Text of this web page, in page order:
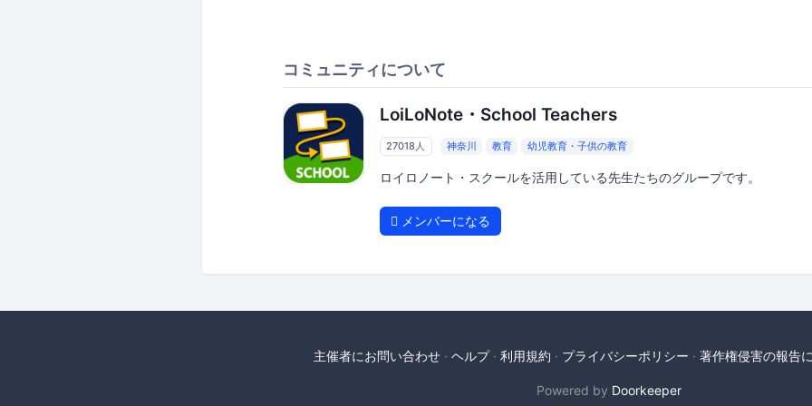
コミュニティについて
LoiLoNote・School Teachers
27018人 神奈川 教育 幼児教育・子供の教育
ロイロノート・スクールを活用している先生たちのグループです。
メンバーになる
主催者にお問い合わせ ヘルプ 利用規約 プライバシーポリシー 著作権侵害の報告
Powered by Doorkeeper